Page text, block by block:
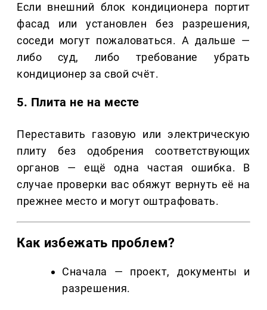
Если внешний блок кондиционера портит
фасад или установлен без разрешения,
соседи могут пожаловаться. А дальше —
либо суд, либо требование убрать
кондиционер за свой счёт.
5. Плита не на месте
Переставить газовую или электрическую
плиту без одобрения соответствующих
органов — ещё одна частая ошибка. В
случае проверки вас обяжут вернуть её на
прежнее место и могут оштрафовать.
Как избежать проблем?
Сначала — проект, документы и
разрешения.